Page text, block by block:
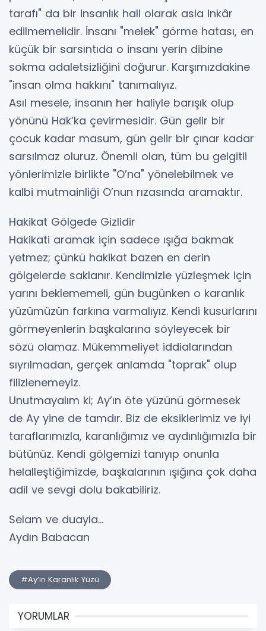
tarafı" da bir insanlık hali olarak asla inkâr
edilmemelidir. İnsanı "melek" görme hatası, en
küçük bir sarsıntıda o insanı yerin dibine
sokma adaletsizliğini doğurur. Karşımızdakine
"insan olma hakkını" tanımalıyız.
​Asıl mesele, insanın her haliyle barışık olup
yönünü Hak’ka çevirmesidir. Gün gelir bir
çocuk kadar masum, gün gelir bir çınar kadar
sarsılmaz oluruz. Önemli olan, tüm bu gelgitli
yönlerimizle birlikte "O’na" yönelebilmek ve
kalbi mutmainliği O’nun rızasında aramaktır.
​Hakikat Gölgede Gizlidir
​Hakikati aramak için sadece ışığa bakmak
yetmez; çünkü hakikat bazen en derin
gölgelerde saklanır. Kendimizle yüzleşmek için
yarını beklememeli, gün bugünken o karanlık
yüzümüzün farkına varmalıyız. Kendi kusurlarını
görmeyenlerin başkalarına söyleyecek bir
sözü olamaz. Mükemmeliyet iddialarından
sıyrılmadan, gerçek anlamda "toprak" olup
filizlenemeyiz.
​Unutmayalım ki; Ay’ın öte yüzünü görmesek
de Ay yine de tamdır. Biz de eksiklerimiz ve iyi
taraflarımızla, karanlığımız ve aydınlığımızla bir
bütünüz. Kendi gölgemizi tanıyıp onunla
helalleştiğimizde, başkalarının ışığına çok daha
adil ve sevgi dolu bakabiliriz.
​Selam ve duayla…
Aydın Babacan
#​Ay’ın Karanlık Yüzü
YORUMLAR